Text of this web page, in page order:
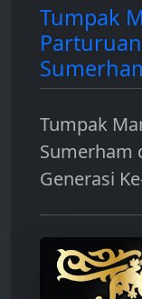
Tumpak
Tumpak
Sumerham
Generasi